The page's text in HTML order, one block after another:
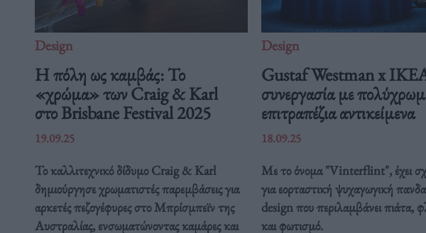
Design
Η πόλη ως καμβάς: Το
«χρώμα» των Craig & Karl
στο Brisbane Festival 2025
19.09.25
Το καλλιτεχνικό δίδυμο Craig & Karl
δημιούργησε χρωματιστές παρεμβάσεις για
αρκετές πεζογέφυρες στο Μπρίσμπεϊν της
Αυστραλίας, ενσωματώνοντας καμάρες και
Design
Gustaf Westman x
συνεργασία με
επιτραπέζια αντικείμενα
18.09.25
Με το όνομα "Vinterflint", έχει
για εορταστική ψυχαγωγική
design που περιλαμβάνει πιάτα,
και φωτισμό.